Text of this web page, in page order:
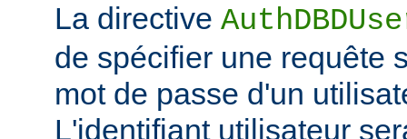
La directive
de spécifier une requête
mot de passe d'un
L'identifiant utilisateur